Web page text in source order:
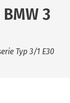
3
Typ 3/1 E30